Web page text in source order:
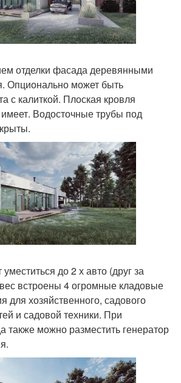
отделки фасада деревянными
Опционально может быть
с калиткой. Плоская кровля
Водосточные трубы под
до 2 х авто (друг за
встроены 4 огромные кладовые
для хозяйственного, садового
и садовой техники. При
также можно разместить генератор